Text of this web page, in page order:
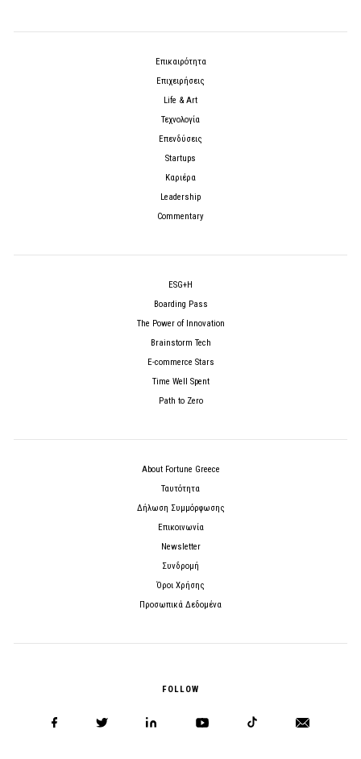
Επικαιρότητα
Επιχειρήσεις
Life & Art
Τεχνολογία
Επενδύσεις
Startups
Καριέρα
Leadership
Commentary
ESG+H
Boarding Pass
The Power of Innovation
Brainstorm Tech
E-commerce Stars
Time Well Spent
Path to Zero
About Fortune Greece
Ταυτότητα
Δήλωση Συμμόρφωσης
Επικοινωνία
Newsletter
Συνδρομή
Όροι Χρήσης
Προσωπικά Δεδομένα
FOLLOW